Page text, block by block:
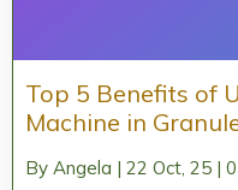
Top 5 Benefits of
Machine in
By Angela | 22 Oct, 25 |